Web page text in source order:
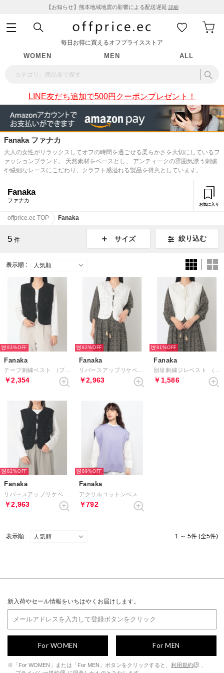
【お知らせ】熊本地域地震の影響による配送遅延 詳細
毎日お得に買えるオフプライスストア
WOMEN MEN ALL
LINE友だち追加で500円クーポンプレゼント！
Fanaka ファナカ
大人の女性がリラックスしてオフの時間を過ごせる柔らかさを大切にしているフ
ァッションブランド。 天然素材をベースとし、 アンティークの雰囲気漂う刺繍
や繊細なレースにこだわり、クラフト感溢れる製品を得意としています。
Fanaka
ファナカ
お気に入り
offprice.ec TOP Fanaka
5 件 サイズ 絞り込む
表示順 :
83%
Fanaka
￥2,354
82%
Fanaka
￥2,963
81%
Fanaka
￥1,586
82%
Fanaka
￥2,963
89%
Fanaka
￥792
表示順 : 1 ～ 5件 (全5件)
新入荷やセール情報をいちはやくお届けします。
For WOMEN For MEN
※「For WOMEN」または「For MEN」ボタンをクリックすると、 利用規約